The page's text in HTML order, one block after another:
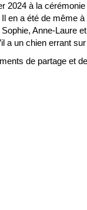
2024 à la
en a été de même à
Anne-Laure
a un chien errant
de partage et